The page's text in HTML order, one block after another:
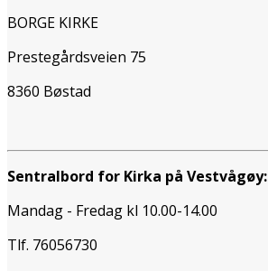
BORGE KIRKE
Prestegårdsveien 75
8360 Bøstad
Sentralbord for Kirka på Vestvågøy:
Mandag - Fredag kl 10.00-14.00
Tlf. 76056730